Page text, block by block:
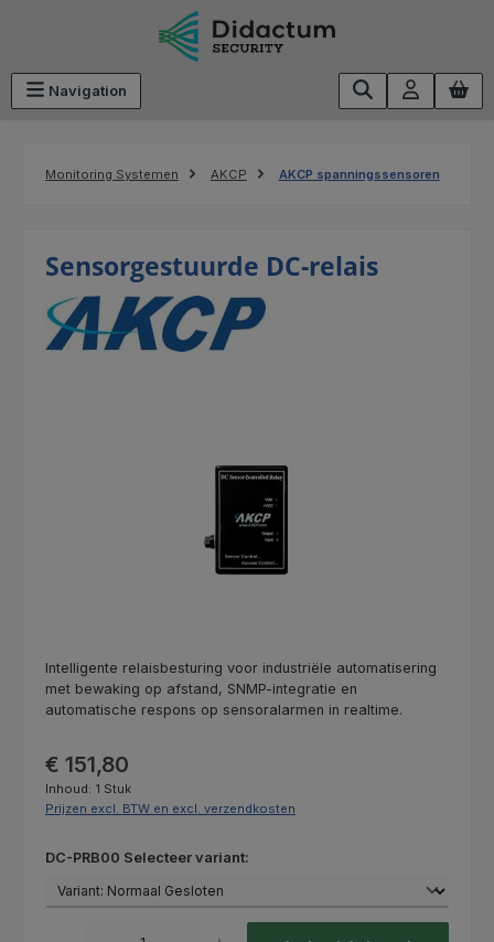
Navigation
Monitoring Systemen AKCP AKCP spanningssensoren
Sensorgestuurde DC-relais
Intelligente relaisbesturing voor industriële automatisering
met bewaking op afstand, SNMP-integratie en
automatische respons op sensoralarmen in realtime.
Normale prijs:
€ 151,80
Inhoud: 1 Stuk
Prijzen excl. BTW en excl. verzendkosten
Selecteer
DC-PRB00 Selecteer variant: